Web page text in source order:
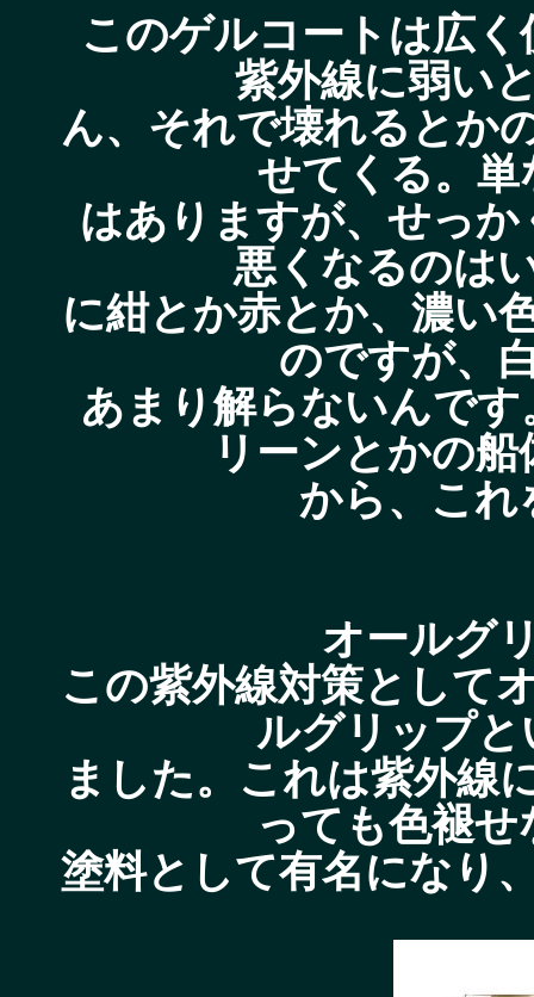
このゲルコートは広
紫外線に弱い
ん、それで壊れるとか
せてくる。
はありますが、せっ
悪くなるのは
に紺とか赤とか、濃い
のですが、
あまり解らないんで
リーンとかの
から、こ
オールグ
この紫外線対策として
ルグリップ
ました。これは紫外線
っても色褪
塗料として有名になり